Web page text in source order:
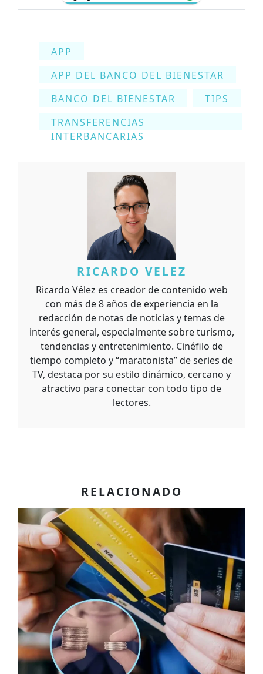
APP
APP DEL BANCO DEL BIENESTAR
BANCO DEL BIENESTAR
TIPS
TRANSFERENCIAS
INTERBANCARIAS
RICARDO VELEZ
Ricardo Vélez es creador de contenido web
con más de 8 años de experiencia en la
redacción de notas de noticias y temas de
interés general, especialmente sobre turismo,
tendencias y entretenimiento. Cinéfilo de
tiempo completo y “maratonista” de series de
TV, destaca por su estilo dinámico, cercano y
atractivo para conectar con todo tipo de
lectores.
RELACIONADO